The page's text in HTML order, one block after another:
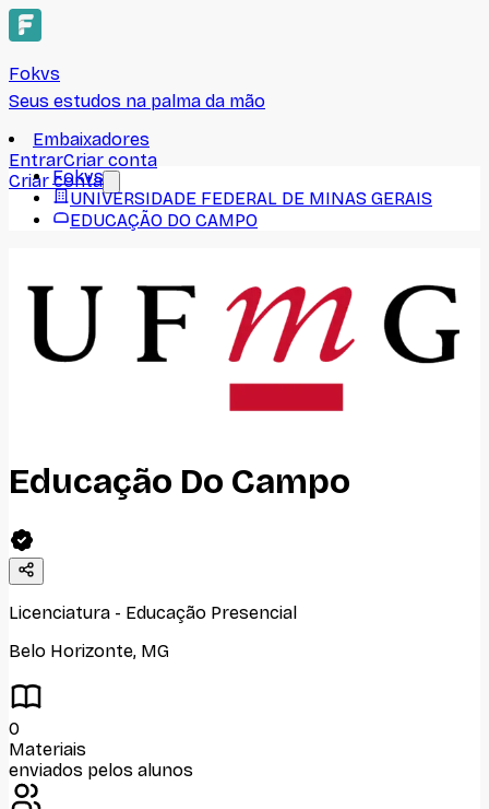
Fokvs
Seus estudos na palma da mão
Embaixadores
EntrarCriar conta
Criar conta
Fokvs
UNIVERSIDADE FEDERAL DE MINAS GERAIS
EDUCAÇÃO DO CAMPO
Educação Do Campo
Licenciatura - Educação Presencial
Belo Horizonte, MG
0
Materiais
enviados pelos alunos